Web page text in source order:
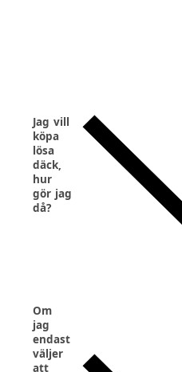
Jag vill
köpa
lösa
däck,
hur
gör jag
då?
Om
jag
endast
väljer
att